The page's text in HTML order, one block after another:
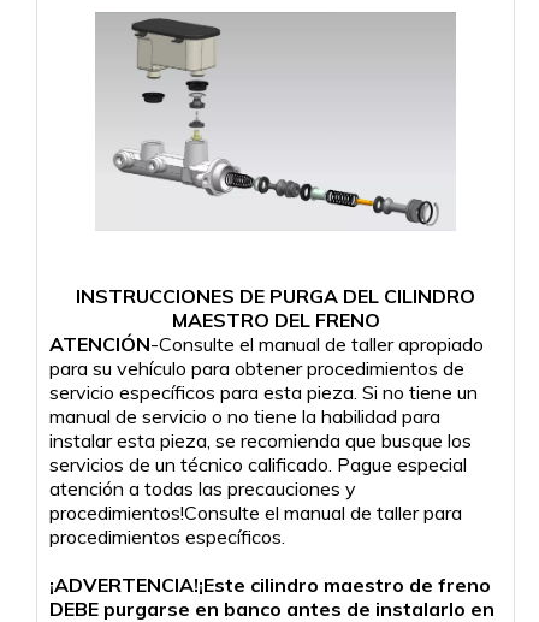
INSTRUCCIONES DE PURGA DEL CILINDRO
MAESTRO DEL FRENO
ATENCIÓN-Consulte el manual de taller apropiado
para su vehículo para obtener procedimientos de
servicio específicos para esta pieza. Si no tiene un
manual de servicio o no tiene la habilidad para
instalar esta pieza, se recomienda que busque los
servicios de un técnico calificado. Pague especial
atención a todas las precauciones y
procedimientos!Consulte el manual de taller para
procedimientos específicos.
¡ADVERTENCIA!¡Este cilindro maestro de freno
DEBE purgarse en banco antes de instalarlo en